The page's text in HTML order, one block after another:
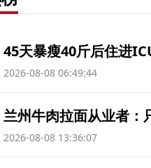
45天暴瘦40斤后住进
2026-08-08 06:49:44
兰州牛肉拉面从业者：
2026-08-08 13:36:07